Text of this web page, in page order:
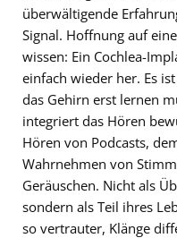
überwältigende
Signal. Hoffnung auf
wissen: Ein Cochlea-
einfach wieder her. Es
das Gehirn erst lernen
integriert das Hören
Hören von Podcasts,
Wahrnehmen von
Geräuschen. Nicht als
sondern als Teil ihres
so vertrauter, Klänge